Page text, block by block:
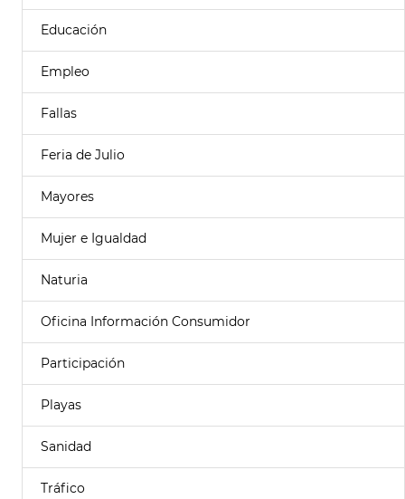
Educación
Empleo
Fallas
Feria de Julio
Mayores
Mujer e Igualdad
Naturia
Oficina Información Consumidor
Participación
Playas
Sanidad
Tráfico